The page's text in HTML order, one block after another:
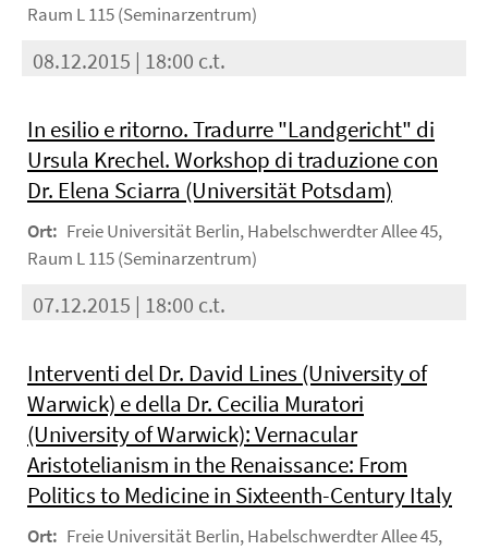
Raum L 115 (Seminarzentrum)
08.12.2015 | 18:00 c.t.
In esilio e ritorno. Tradurre "Landgericht" di
Ursula Krechel. Workshop di traduzione con
Dr. Elena Sciarra (Universität Potsdam)
Ort: Freie Universität Berlin, Habelschwerdter Allee 45,
Raum L 115 (Seminarzentrum)
07.12.2015 | 18:00 c.t.
Interventi del Dr. David Lines (University of
Warwick) e della Dr. Cecilia Muratori
(University of Warwick): Vernacular
Aristotelianism in the Renaissance: From
Politics to Medicine in Sixteenth-Century Italy
Ort: Freie Universität Berlin, Habelschwerdter Allee 45,